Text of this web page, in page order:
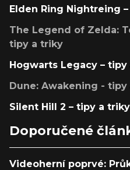
Elden Ring Nightreing
The Legend of Zelda:
tipy a triky
Hogwarts Legacy –
Dune: Awakening -
Silent Hill 2 – tipy a triky
Doporučené
Videoherní poprvé: